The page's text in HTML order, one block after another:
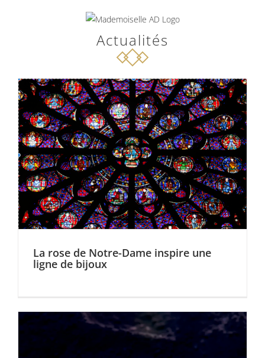
Actualités
La rose de Notre-Dame inspire une
ligne de bijoux